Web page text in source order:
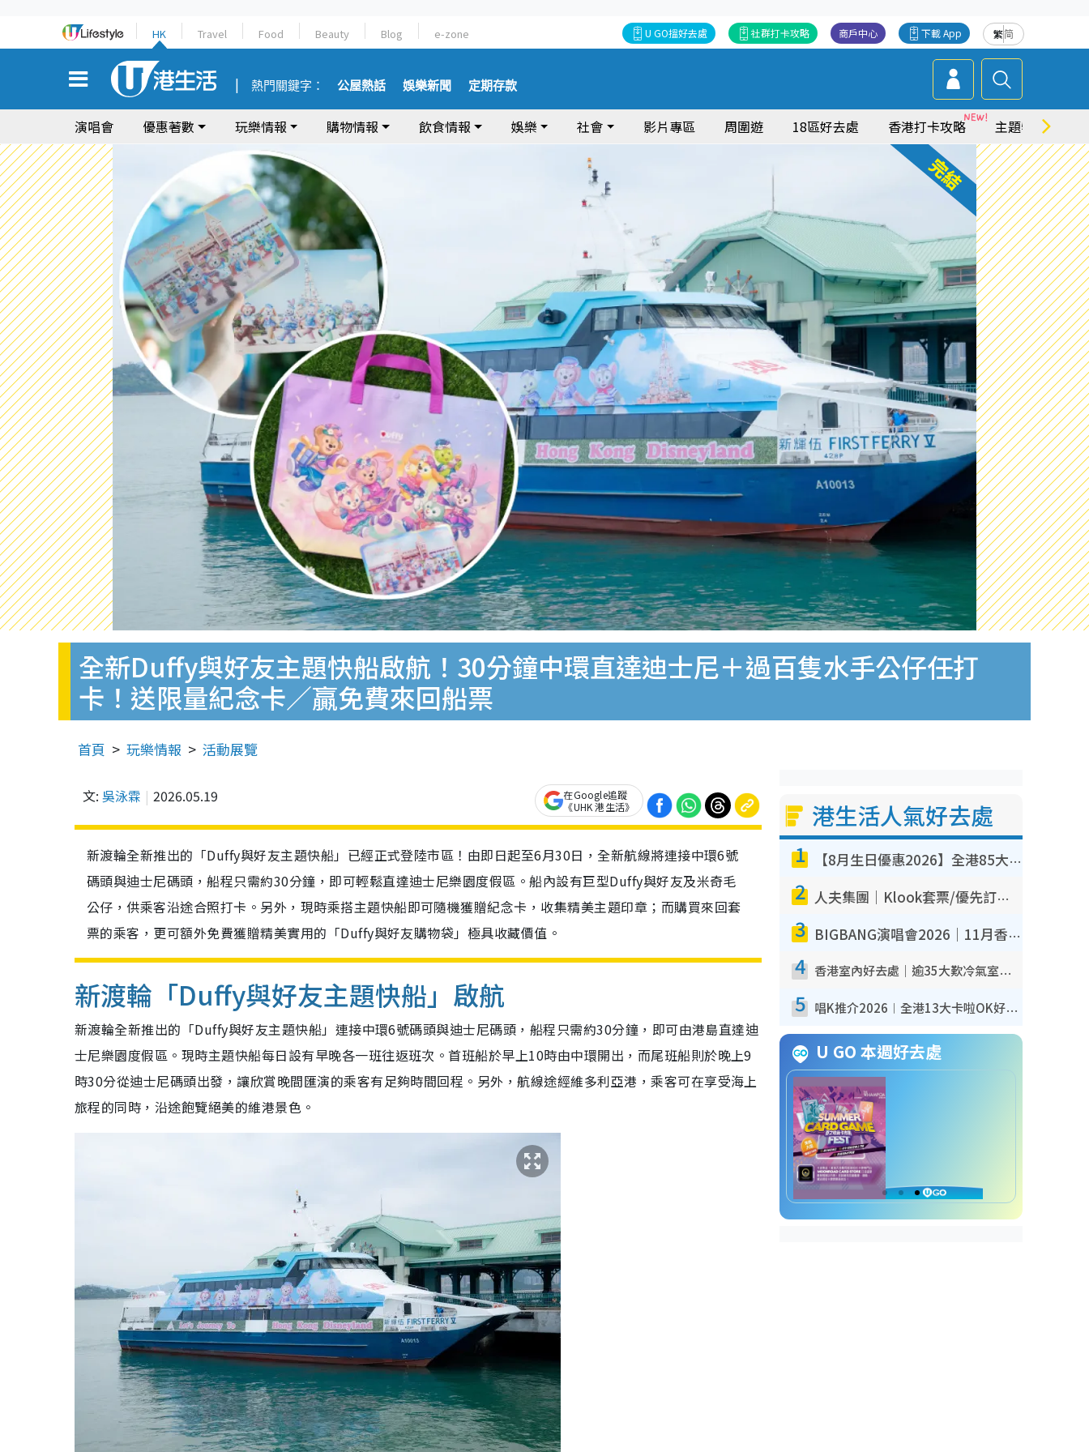
HK Travel Food Beauty Blog e-zone 繁简
下載 App
商戶中心
社群打卡攻略
U GO搵好去處
熱門關鍵字： 公屋熱話 娛樂新聞 定期存款
演唱會 優惠著數 玩樂情報 購物情報 飲食情報 娛樂 社會 影片專區 周圍遊 18區好去處 香港打卡攻略 主題特集
全新Duffy與好友主題快船啟航！30分鐘中環直達迪士尼＋過百隻水手公仔任打
卡！送限量紀念卡／贏免費來回船票
首頁 玩樂情報 活動展覽
文: 吳泳霖 2026.05.19
在Google追蹤
《UHK 港生活》
新渡輪全新推出的「Duffy與好友主題快船」已經正式登陸市區！由即日起至6月30日，全新航線將連接中環6號
碼頭與迪士尼碼頭，船程只需約30分鐘，即可輕鬆直達迪士尼樂園度假區。船內設有巨型Duffy與好友及米奇毛
公仔，供乘客沿途合照打卡。另外，現時乘搭主題快船即可隨機獲贈紀念卡，收集精美主題印章；而購買來回套
票的乘客，更可額外免費獲贈精美實用的「Duffy與好友購物袋」極具收藏價值。
新渡輪「Duffy與好友主題快船」啟航
新渡輪全新推出的「Duffy與好友主題快船」連接中環6號碼頭與迪士尼碼頭，船程只需約30分鐘，即可由港島直達迪
士尼樂園度假區。現時主題快船每日設有早晚各一班往返班次。首班船於早上10時由中環開出，而尾班船則於晚上9
時30分從迪士尼碼頭出發，讓欣賞晚間匯演的乘客有足夠時間回程。另外，航線途經維多利亞港，乘客可在享受海上
旅程的同時，沿途飽覽絕美的維港景色。
港生活人氣好去處
1 【8月生日優惠2026】全港85大食買玩著數攻略 自助餐/火鍋放題同行免費＋誠品/DONKI送現金券
2 人夫集團｜Klook套票/優先訂票/公開發售搶飛攻略！附票價.購票連結.場地座位表
3 BIGBANG演唱會2026｜11月香港啟德開3場！實名制VIP申請、優先購票攻略
4 香港室內好去處｜逾35大歎冷氣室內好去處推介 室內活動免費避雨無懼落雨
5 唱K推介2026︱全港13大卡啦OK好去處！最平$36起 日文K都有！(附地址+收費詳情)
U GO 本週好去處